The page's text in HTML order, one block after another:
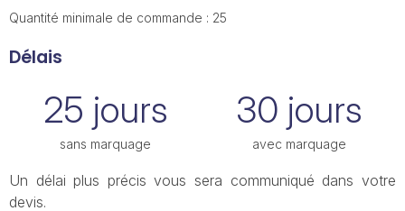
Quantité minimale de commande : 25
Délais
25 jours
sans marquage
30 jours
avec marquage
Un délai plus précis vous sera communiqué dans votre
devis.